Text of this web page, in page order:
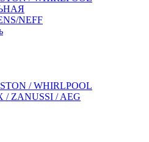
NEFF
/ WHIRLPOOL
/ ZANUSSI / AEG